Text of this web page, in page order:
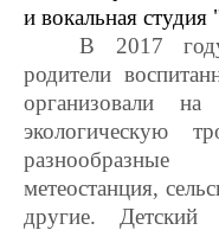
и вокальная
В 2017
родители
организовали на
экологическую
метеостанция,
другие.